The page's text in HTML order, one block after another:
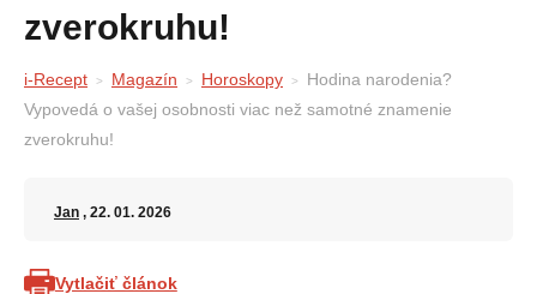
zverokruhu!
i-Recept Magazín Horoskopy
Hodina narodenia?
Vypovedá o vašej osobnosti viac než samotné znamenie
zverokruhu!
Jan , 22. 01. 2026
Vytlačiť článok